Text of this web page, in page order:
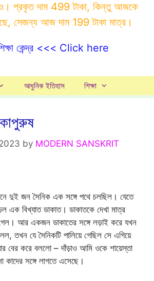
প্রকৃত দাম 499 টাকা, কিন্তু আজকে
সেজন্য আজ দাম 199 টাকা মাত্র।
কেন্দ্র <<< Click here
আধুনিক ইতিহাস শিক্ষা
by MODERN SANSKRIT
দুই জন সৈনিক এক সঙ্গে পথে চলছিল। যেতে
এক বিখ্যাত ডাকাত। ডাকাতকে দেখা মাত্র
গেল। আর একজন ডাকাতের সঙ্গে লড়াই করে যখন
তখন যে সৈনিকটি পালিয়ে গেছিল সে এগিয়ে
বের করে বললো – দাঁড়াও আমি ওকে শায়েস্তা
কাদের সঙ্গে লাগতে এসেছে।